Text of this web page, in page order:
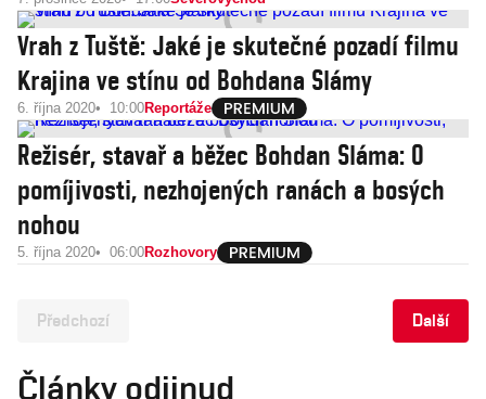
Vrah z Tuště: Jaké je skutečné pozadí filmu
Krajina ve stínu od Bohdana Slámy
6. října 2020 10:00Reportáže
Režisér, stavař a běžec Bohdan Sláma: O
pomíjivosti, nezhojených ranách a bosých
nohou
5. října 2020 06:00Rozhovory
Předchozí Další
Články odjinud